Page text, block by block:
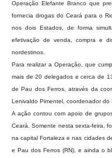
Operação Elefante Branco que
fornecia drogas do Ceará para o
nos dois Estados, de forma
efetivação de venda, compra e
nordestinos.
Para realizar a Operação, que
mais de 20 delegados e cerca de
de Pau dos Ferros, através da
Lenivaldo Pimentel, coordenador
A ação contou com apoio de
Ceará. Somente nesta sexta-feira,
na capital Fortaleza e nas cidades
e Pau dos Ferros (RN), e ainda o